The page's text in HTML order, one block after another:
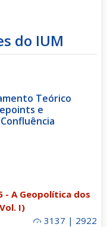
do IUM
Teórico
e
- A Geopolítica dos
I)
3137 | 2922